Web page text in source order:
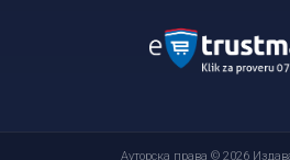
Ауторска права © 2026